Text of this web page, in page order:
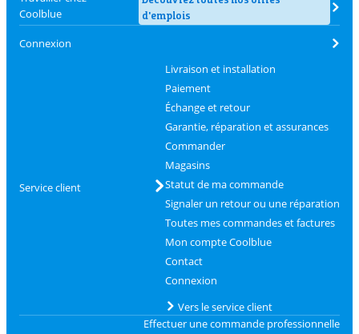
Coolblue
d'emplois
Connexion
Service client
Livraison et installation
Paiement
Échange et retour
Garantie, réparation et assurances
Commander
Magasins
Statut de ma commande
Signaler un retour ou une réparation
Toutes mes commandes et factures
Mon compte Coolblue
Contact
Connexion
Vers le service client
Effectuer une commande professionnelle